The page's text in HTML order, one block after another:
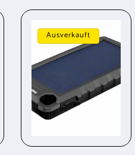
Ausverkauft